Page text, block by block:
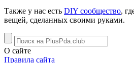
Также у нас есть DIY сообщество,
вещей, сделанных своими руками.
О сайте
Правила сайта